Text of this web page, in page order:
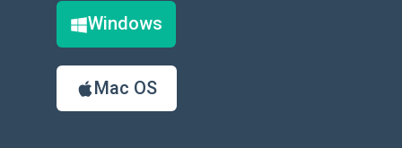
Windows
Mac OS